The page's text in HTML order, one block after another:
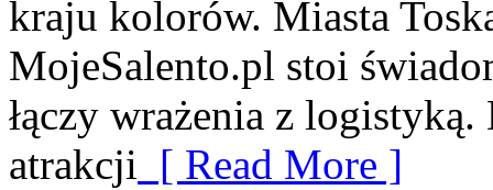
kraju kolorów. Miasta
MojeSalento.pl stoi
łączy wrażenia z
atrakcji [ Read More ]